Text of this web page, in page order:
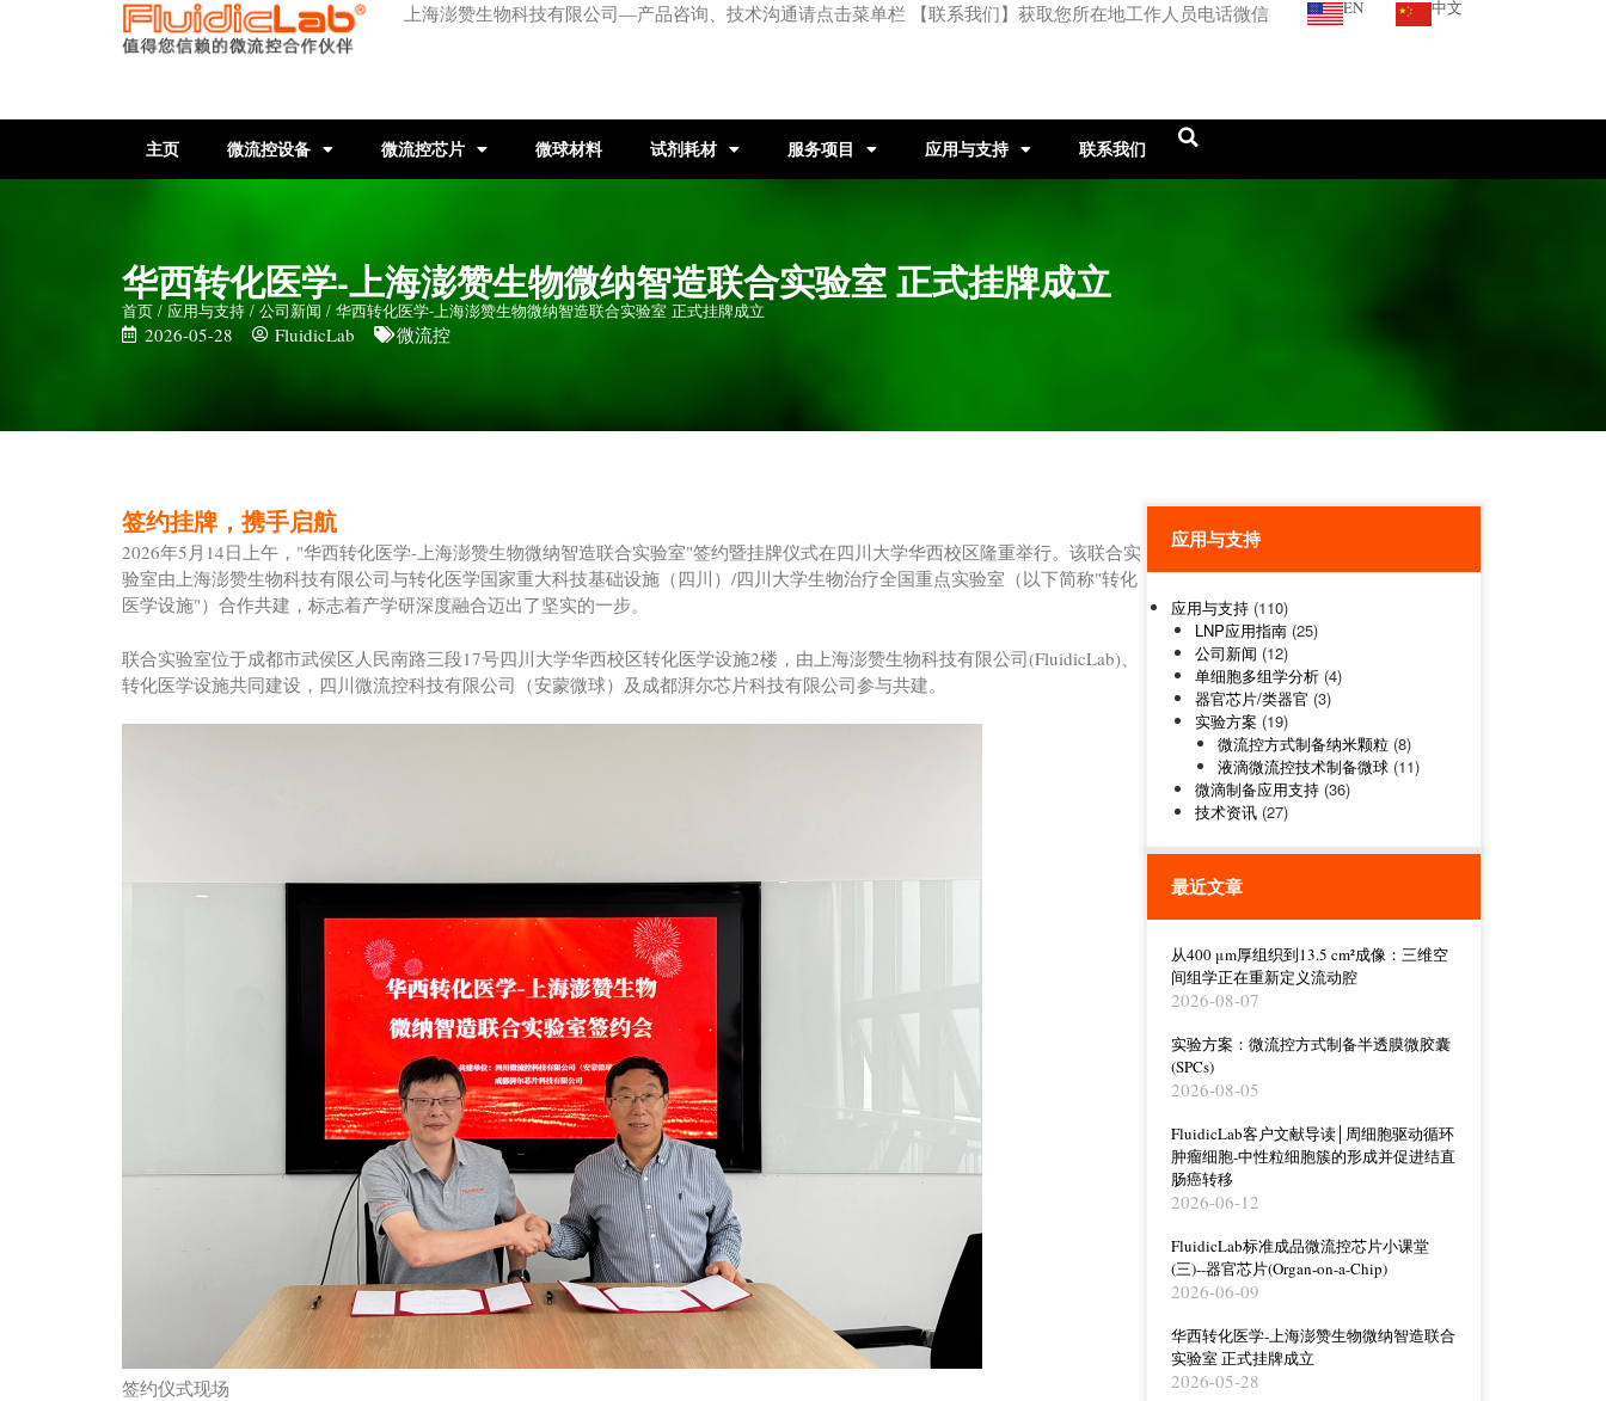
上海澎赞生物科技有限公司—产品咨询、技术沟通请点击菜单栏 【联系我们】获取您所在地工作人员电话微信 EN 中文
主页 微流控设备 微流控芯片 微球材料 试剂耗材 服务项目 应用与支持 联系我们
华西转化医学-上海澎赞生物微纳智造联合实验室 正式挂牌成立
首页 / 应用与支持 / 公司新闻 / 华西转化医学-上海澎赞生物微纳智造联合实验室 正式挂牌成立
2026-05-28 FluidicLab 微流控
签约挂牌，携手启航
2026年5月14日上午，"华西转化医学-上海澎赞生物微纳智造联合实验室"签约暨挂牌仪式在四川大学华西校区隆重举行。该联合实
验室由上海澎赞生物科技有限公司与转化医学国家重大科技基础设施（四川）/四川大学生物治疗全国重点实验室（以下简称"转化
医学设施"）合作共建，标志着产学研深度融合迈出了坚实的一步。
联合实验室位于成都市武侯区人民南路三段17号四川大学华西校区转化医学设施2楼，由上海澎赞生物科技有限公司(FluidicLab)、
转化医学设施共同建设，四川微流控科技有限公司（安蒙微球）及成都湃尔芯片科技有限公司参与共建。
签约仪式现场
应用与支持
应用与支持 (110)
LNP应用指南(25)
公司新闻 (12)
单细胞多组学分析(4)
器官芯片/类器官 (3)
实验方案(19)
微流控方式制备纳米颗粒 (8)
液滴微流控技术制备微球 (11)
微滴制备应用支持(36)
技术资讯(27)
最近文章
从400 μm厚组织到13.5 cm²成像：三维空
间组学正在重新定义流动腔
2026-08-07
实验方案：微流控方式制备半透膜微胶囊
(SPCs)
2026-08-05
FluidicLab客户文献导读│周细胞驱动循环
肿瘤细胞-中性粒细胞簇的形成并促进结直
肠癌转移
2026-06-12
FluidicLab标准成品微流控芯片小课堂
(三)--器官芯片(Organ-on-a-Chip)
2026-06-09
华西转化医学-上海澎赞生物微纳智造联合
实验室 正式挂牌成立
2026-05-28